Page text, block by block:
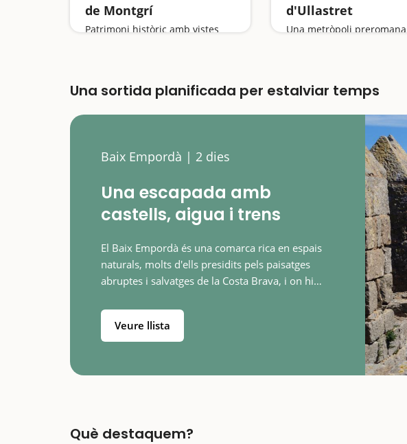
de Montgrí
Patrimoni històric amb vistes
d'Ullastret
Una metròpoli preromana
Una sortida planificada per estalviar temps
Baix Empordà | 2 dies
Una escapada amb
castells, aigua i trens
El Baix Empordà és una comarca rica en espais
naturals, molts d'ells presidits pels paisatges
abruptes i salvatges de la Costa Brava, i on hi
La Gola del Ter o el Parc dels Estanys…
Veure llista
Què destaquem?